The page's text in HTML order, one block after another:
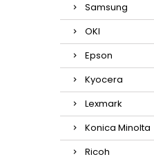
Samsung
OKI
Epson
Kyocera
Lexmark
Konica Minolta
Ricoh